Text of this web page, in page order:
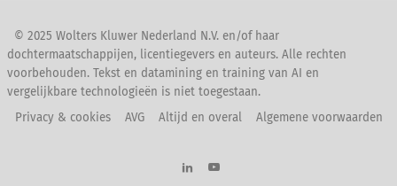
© 2025 Wolters Kluwer Nederland N.V. en/of haar
dochtermaatschappijen, licentiegevers en auteurs. Alle rechten
voorbehouden. Tekst en datamining en training van AI en
vergelijkbare technologieën is niet toegestaan.
Privacy & cookies
AVG Altijd en overal Algemene voorwaarden